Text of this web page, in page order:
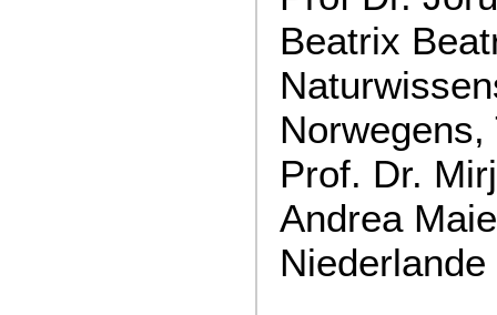
Beatrix
Prof. Dr.
Andrea
Niederlande